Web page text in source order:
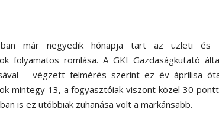
már negyedik hónapja tart az üzleti és
folyamatos romlása. A GKI Gazdaságkutató
– végzett felmérés szerint ez év áprilisa
mintegy 13, a fogyasztóiak viszont közel 30
is ez utóbbiak zuhanása volt a markánsabb.